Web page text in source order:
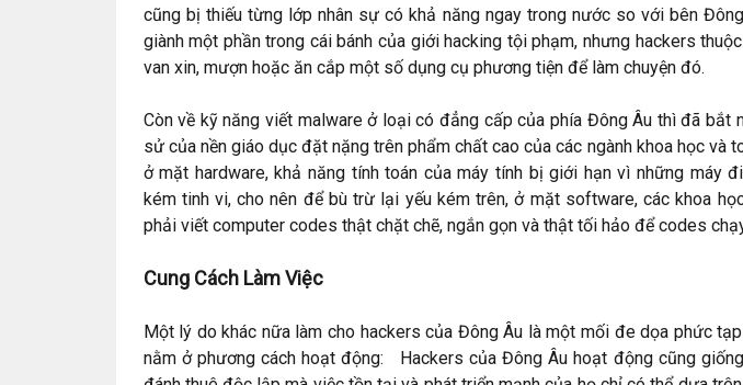
cũng bị thiếu từng lớp nhân sự có khả năng ngay trong nước so với bên
giành một phần trong cái bánh của giới hacking tội phạm, nhưng hackers
van xin, mượn hoặc ăn cắp một số dụng cụ phương tiện để làm chuyện đó.
Còn về kỹ năng viết malware ở loại có đẳng cấp của phía Đông Âu thì đã bắt
sử của nền giáo dục đặt nặng trên phẩm chất cao của các ngành khoa học và
ở mặt hardware, khả năng tính toán của máy tính bị giới hạn vì những máy
kém tinh vi, cho nên để bù trừ lại yếu kém trên, ở mặt software, các khoa
phải viết computer codes thật chặt chẽ, ngắn gọn và thật tối hảo để codes
Cung Cách Làm Việc
Một lý do khác nữa làm cho hackers của Đông Âu là một mối đe dọa phức
nằm ở phương cách hoạt động: Hackers của Đông Âu hoạt động cũng